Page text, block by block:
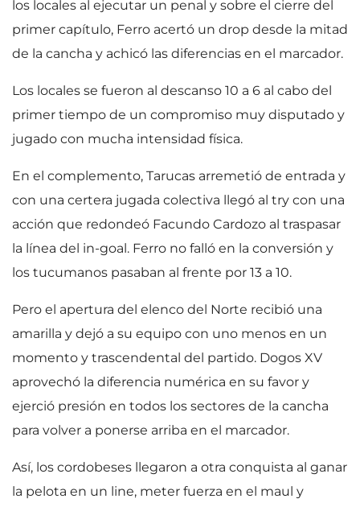
los locales al ejecutar un penal y sobre el cierre del
primer capítulo, Ferro acertó un drop desde la mitad
de la cancha y achicó las diferencias en el marcador.
Los locales se fueron al descanso 10 a 6 al cabo del
primer tiempo de un compromiso muy disputado y
jugado con mucha intensidad física.
En el complemento, Tarucas arremetió de entrada y
con una certera jugada colectiva llegó al try con una
acción que redondeó Facundo Cardozo al traspasar
la línea del in-goal. Ferro no falló en la conversión y
los tucumanos pasaban al frente por 13 a 10.
Pero el apertura del elenco del Norte recibió una
amarilla y dejó a su equipo con uno menos en un
momento y trascendental del partido. Dogos XV
aprovechó la diferencia numérica en su favor y
ejerció presión en todos los sectores de la cancha
para volver a ponerse arriba en el marcador.
Así, los cordobeses llegaron a otra conquista al ganar
la pelota en un line, meter fuerza en el maul y